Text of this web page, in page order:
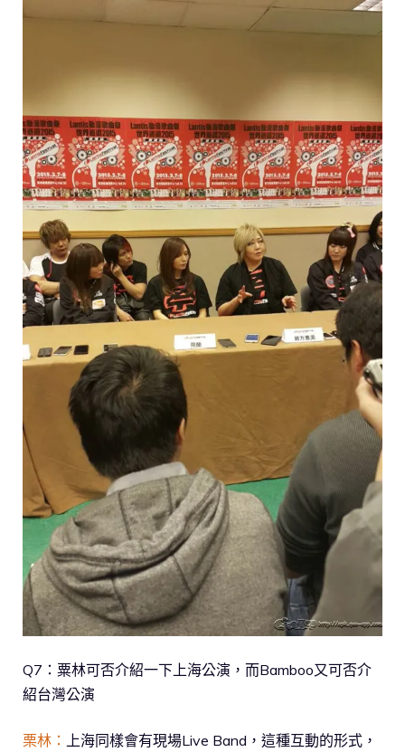
Q7：粟林可否介紹一下上海公演，而Bamboo又可否介
紹台灣公演
栗林： 上海同樣會有現場Live Band，這種互動的形式，